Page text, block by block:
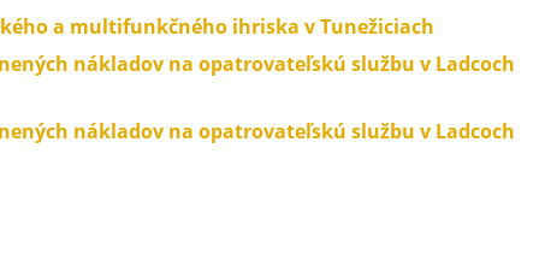
a multifunkčného ihriska v Tunežiciach
nákladov na opatrovateľskú službu v Ladcoch
nákladov na opatrovateľskú službu v Ladcoch